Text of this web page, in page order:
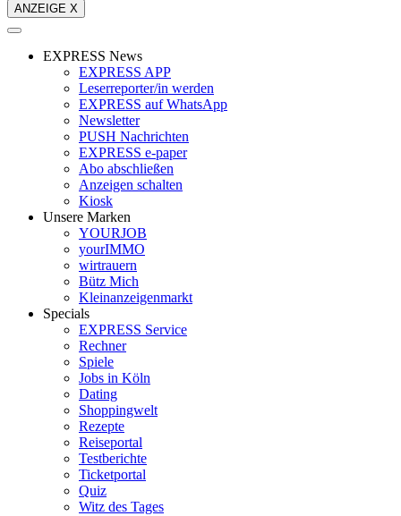
ANZEIGE X
EXPRESS News
EXPRESS APP
Leserreporter/in werden
EXPRESS auf WhatsApp
Newsletter
PUSH Nachrichten
EXPRESS e-paper
Abo abschließen
Anzeigen schalten
Kiosk
Unsere Marken
YOURJOB
yourIMMO
wirtrauern
Bütz Mich
Kleinanzeigenmarkt
Specials
EXPRESS Service
Rechner
Spiele
Jobs in Köln
Dating
Shoppingwelt
Rezepte
Reiseportal
Testberichte
Ticketportal
Quiz
Witz des Tages